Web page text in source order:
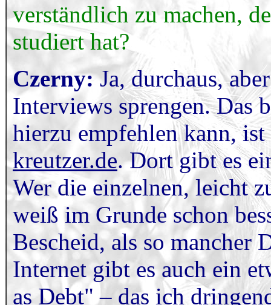
verständlich zu machen,
studiert hat?
Czerny:Ja, durchaus,
Interviews sprengen. Das
hierzu empfehlen kann,
kreutzer.de. Dort gibt es
Wer die einzelnen, leicht
weiß im Grunde schon
Bescheid, als so
Internet gibt es auch ein
as Debt" – das ich